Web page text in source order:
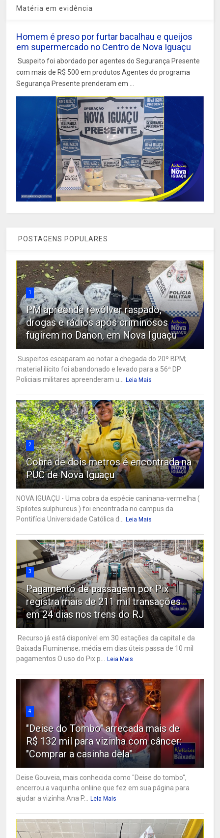
Matéria em evidência
Homem é preso por furtar bacalhau e queijos
em supermercado no Centro de Nova Iguaçu
Suspeito foi abordado por agentes do Segurança Presente
com mais de R$ 500 em produtos Agentes do programa
Segurança Presente prenderam em ...
POSTAGENS POPULARES
1
PM apreende revólver raspado,
drogas e rádios após criminosos
fugirem no Danon, em Nova Iguaçu
Suspeitos escaparam ao notar a chegada do 20º BPM;
material ilícito foi abandonado e levado para a 56ª DP
Policiais militares apreenderam u... Leia Mais
2
Cobra de dois metros é encontrada na
PUC de Nova Iguaçu
NOVA IGUAÇU - Uma cobra da espécie caninana-vermelha (
Spilotes sulphureus ) foi encontrada no campus da
Pontifícia Universidade Católica d... Leia Mais
3
Pagamento de passagem por Pix
registra mais de 211 mil transações
em 24 dias nos trens do RJ
Recurso já está disponível em 30 estações da capital e da
Baixada Fluminense; média em dias úteis passa de 10 mil
pagamentos O uso do Pix p... Leia Mais
4
"Deise do Tombo" arrecada mais de
R$ 132 mil para vizinha com câncer:
"Comprar a casinha dela"
Deise Gouveia, mais conhecida como "Deise do tombo",
encerrou a vaquinha onliine que fez em sua página para
ajudar a vizinha Ana P... Leia Mais